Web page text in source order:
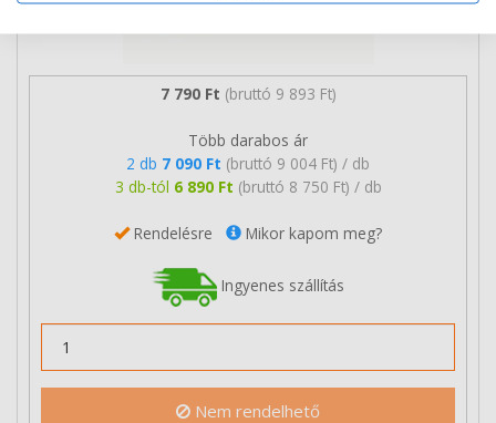
7 790 Ft (bruttó 9 893 Ft)
Több darabos ár
2 db 7 090 Ft (bruttó 9 004 Ft) / db
3 db-tól 6 890 Ft (bruttó 8 750 Ft) / db
Rendelésre Mikor kapom meg?
Ingyenes szállítás
Nem rendelhető